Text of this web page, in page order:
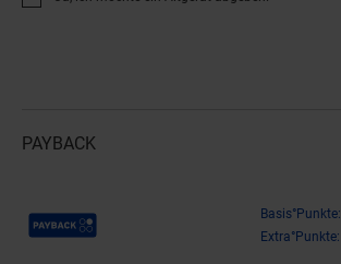
PAYBACK
Payback Punkte Basis°Punkte:
Extra°Punkte: